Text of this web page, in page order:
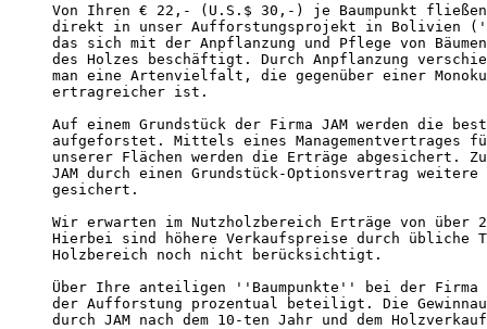
Von Ihren € 22,- (U.S.$ 30,-) je Baumpunkt
direkt in unser Aufforstungsprojekt in Bolivien
das sich mit der Anpflanzung und Pflege von
des Holzes beschäftigt. Durch Anpflanzung
man eine Artenvielfalt, die gegenüber einer
ertragreicher ist.
Auf einem Grundstück der Firma JAM werden die
aufgeforstet. Mittels eines Managementvertrages
unserer Flächen werden die Erträge abgesichert.
JAM durch einen Grundstück-Optionsvertrag
gesichert.
Wir erwarten im Nutzholzbereich Erträge von über
Hierbei sind höhere Verkaufspreise durch übliche
Holzbereich noch nicht berücksichtigt.
Über Ihre anteiligen ''Baumpunkte'' bei der Firma
der Aufforstung prozentual beteiligt. Die
durch JAM nach dem 10-ten Jahr und dem